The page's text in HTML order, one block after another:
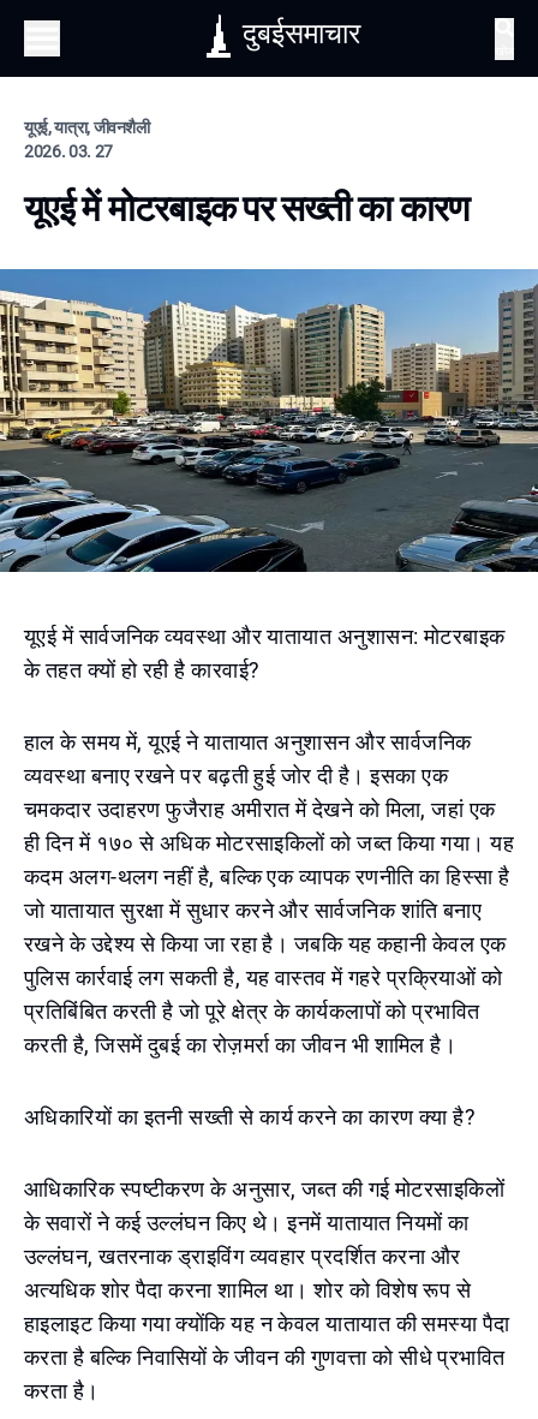
दुबईसमाचार
यूएई, यात्रा, जीवनशैली
2026. 03. 27
यूएई में मोटरबाइक पर सख्ती का कारण
यूएई में सार्वजनिक व्यवस्था और यातायात अनुशासन: मोटरबाइक
के तहत क्यों हो रही है कारवाई?
हाल के समय में, यूएई ने यातायात अनुशासन और सार्वजनिक
व्यवस्था बनाए रखने पर बढ़ती हुई जोर दी है। इसका एक
चमकदार उदाहरण फुजैराह अमीरात में देखने को मिला, जहां एक
ही दिन में १७० से अधिक मोटरसाइकिलों को जब्त किया गया। यह
कदम अलग-थलग नहीं है, बल्कि एक व्यापक रणनीति का हिस्सा है
जो यातायात सुरक्षा में सुधार करने और सार्वजनिक शांति बनाए
रखने के उद्देश्य से किया जा रहा है। जबकि यह कहानी केवल एक
पुलिस कार्रवाई लग सकती है, यह वास्तव में गहरे प्रक्रियाओं को
प्रतिबिंबित करती है जो पूरे क्षेत्र के कार्यकलापों को प्रभावित
करती है, जिसमें दुबई का रोज़मर्रा का जीवन भी शामिल है।
अधिकारियों का इतनी सख्ती से कार्य करने का कारण क्या है?
आधिकारिक स्पष्टीकरण के अनुसार, जब्त की गई मोटरसाइकिलों
के सवारों ने कई उल्लंघन किए थे। इनमें यातायात नियमों का
उल्लंघन, खतरनाक ड्राइविंग व्यवहार प्रदर्शित करना और
अत्यधिक शोर पैदा करना शामिल था। शोर को विशेष रूप से
हाइलाइट किया गया क्योंकि यह न केवल यातायात की समस्या पैदा
करता है बल्कि निवासियों के जीवन की गुणवत्ता को सीधे प्रभावित
करता है।